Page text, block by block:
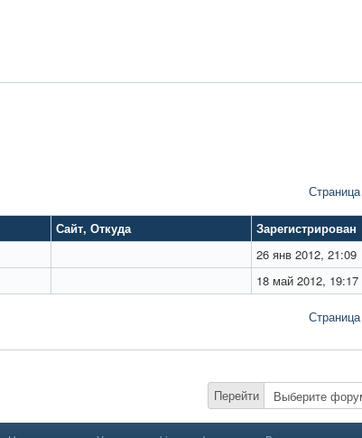
Страница
Сайт, Откуда
Зарегистрирован
26 янв 2012, 21:09
18 май 2012, 19:17
Страница
Перейти